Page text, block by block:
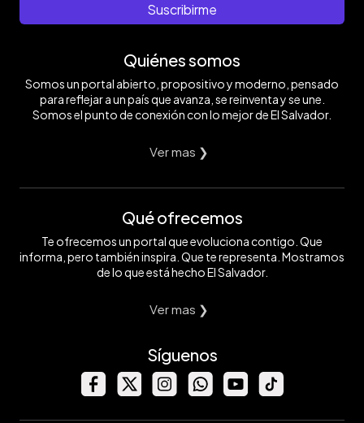
Suscribirme
Quiénes somos
Somos un portal abierto, propositivo y moderno, pensado
para reflejar a un país que avanza, se reinventa y se une.
Somos el punto de conexión con lo mejor de El Salvador.
Ver mas ❯
Qué ofrecemos
Te ofrecemos un portal que evoluciona contigo. Que
informa, pero también inspira. Que te representa. Mostramos
de lo que está hecho El Salvador.
Ver mas ❯
Síguenos